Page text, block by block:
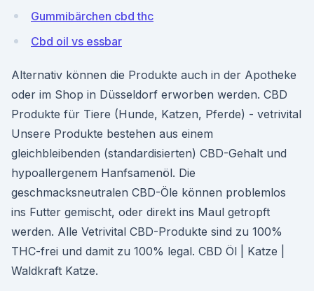
Gummibärchen cbd thc
Cbd oil vs essbar
Alternativ können die Produkte auch in der Apotheke
oder im Shop in Düsseldorf erworben werden. CBD
Produkte für Tiere (Hunde, Katzen, Pferde) - vetrivital
Unsere Produkte bestehen aus einem
gleichbleibenden (standardisierten) CBD-Gehalt und
hypoallergenem Hanfsamenöl. Die
geschmacksneutralen CBD-Öle können problemlos
ins Futter gemischt, oder direkt ins Maul getropft
werden. Alle Vetrivital CBD-Produkte sind zu 100%
THC-frei und damit zu 100% legal. CBD Öl | Katze |
Waldkraft Katze.